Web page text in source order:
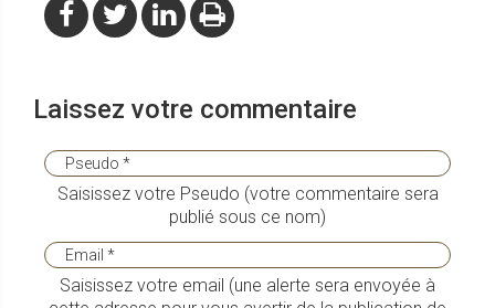
Laissez votre commentaire
Saisissez votre Pseudo (votre commentaire sera
publié sous ce nom)
Saisissez votre email (une alerte sera envoyée à